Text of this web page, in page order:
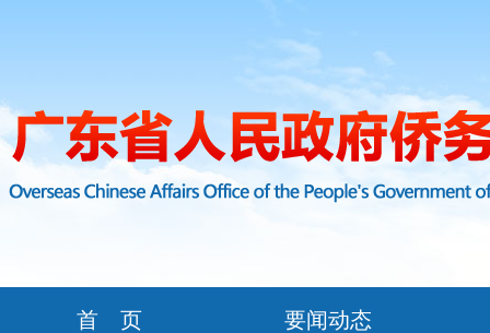
首 页 要闻动态